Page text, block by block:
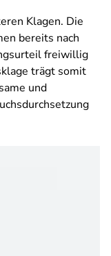
Klagen. Die
bereits nach
freiwillig
trägt somit
und